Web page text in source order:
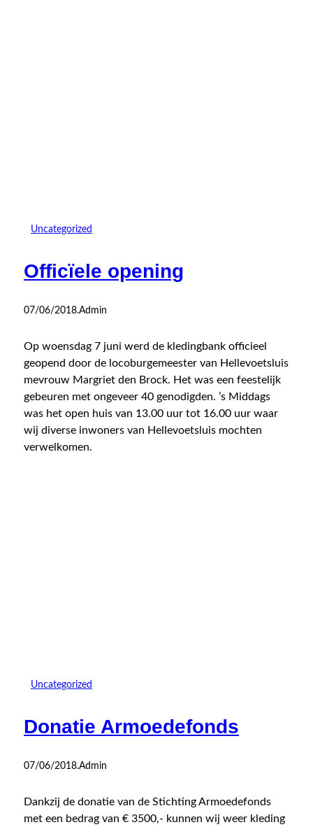
Uncategorized
Officïele opening
07/06/2018.Admin
Op woensdag 7 juni werd de kledingbank officieel
geopend door de locoburgemeester van Hellevoetsluis
mevrouw Margriet den Brock. Het was een feestelijk
gebeuren met ongeveer 40 genodigden. ’s Middags
was het open huis van 13.00 uur tot 16.00 uur waar
wij diverse inwoners van Hellevoetsluis mochten
verwelkomen.
Uncategorized
Donatie Armoedefonds
07/06/2018.Admin
Dankzij de donatie van de Stichting Armoedefonds
met een bedrag van € 3500,- kunnen wij weer kleding